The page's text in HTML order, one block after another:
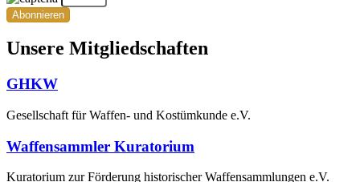
Abonnieren
Unsere Mitgliedschaften
GHKW
Gesellschaft für Waffen- und Kostümkunde e.V.
Waffensammler Kuratorium
Kuratorium zur Förderung historischer Waffensammlungen e.V.